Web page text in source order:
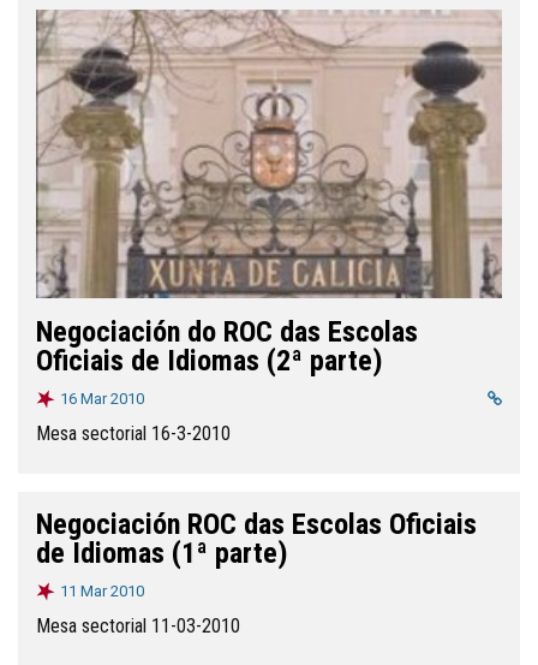
Negociación do ROC das Escolas
Oficiais de Idiomas (2ª parte)
16 Mar 2010
Mesa sectorial 16-3-2010
Negociación ROC das Escolas Oficiais
de Idiomas (1ª parte)
11 Mar 2010
Mesa sectorial 11-03-2010